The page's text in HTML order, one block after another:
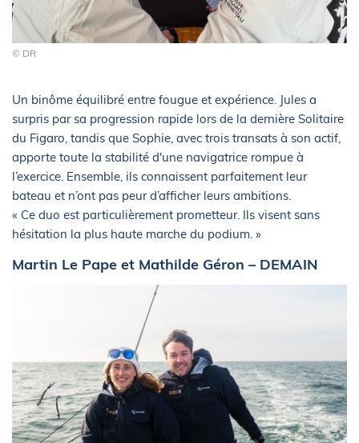
© DR
Un binôme équilibré entre fougue et expérience. Jules a
surpris par sa progression rapide lors de la dernière Solitaire
du Figaro, tandis que Sophie, avec trois transats à son actif,
apporte toute la stabilité d'une navigatrice rompue à
l’exercice. Ensemble, ils connaissent parfaitement leur
bateau et n’ont pas peur d’afficher leurs ambitions.
« Ce duo est particulièrement prometteur. Ils visent sans
hésitation la plus haute marche du podium. »
Martin Le Pape et Mathilde Géron – DEMAIN